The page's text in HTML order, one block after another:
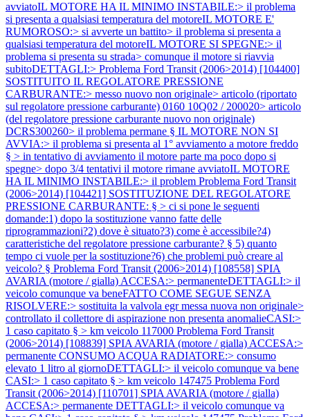
avviatoIL MOTORE HA IL MINIMO INSTABILE:> il problema
si presenta a qualsiasi temperatura del motoreIL MOTORE E'
RUMOROSO:> si avverte un battito> il problema si presenta a
qualsiasi temperatura del motoreIL MOTORE SI SPEGNE:> il
problema si presenta su strada> comunque il motore si riavvia
subitoDETTAGLI:> Problema Ford Transit (2006>2014) [104400]
SOSTITUITO IL REGOLATORE PRESSIONE
CARBURANTE:> messo nuovo non originale> articolo (riportato
sul regolatore pressione carburante) 0160 10Q02 / 200020> articolo
(del regolatore pressione carburante nuovo non originale)
DCRS300260> il problema permane § IL MOTORE NON SI
AVVIA:> il problema si presenta al 1° avviamento a motore freddo
§ > in tentativo di avviamento il motore parte ma poco dopo si
spegne> dopo 3/4 tentativi il motore rimane avviatoIL MOTORE
HA IL MINIMO INSTABILE:> il problem Problema Ford Transit
(2006>2014) [104421] SOSTITUZIONE DEL REGOLATORE
PRESSIONE CARBURANTE: § > ci si pone le seguenti
domande:1) dopo la sostituzione vanno fatte delle
riprogrammazioni?2) dove è situato?3) come è accessibile?4)
caratteristiche del regolatore pressione carburante? § 5) quanto
tempo ci vuole per la sostituzione?6) che problemi può creare al
veicolo? § Problema Ford Transit (2006>2014) [108558] SPIA
AVARIA (motore / gialla) ACCESA:> permanenteDETTAGLI:> il
veicolo comunque va beneFATTO COME SEGUE SENZA
RISOLVERE:> sostituita la valvola egr messa nuova non originale>
controllato il collettore di aspirazione non presenta anomalieCASI:>
1 caso capitato § > km veicolo 117000 Problema Ford Transit
(2006>2014) [108839] SPIA AVARIA (motore / gialla) ACCESA:>
permanente CONSUMO ACQUA RADIATORE:> consumo
elevato 1 litro al giornoDETTAGLI:> il veicolo comunque va bene
CASI:> 1 caso capitato § > km veicolo 147475 Problema Ford
Transit (2006>2014) [110701] SPIA AVARIA (motore / gialla)
ACCESA:> permanente DETTAGLI:> il veicolo comunque va